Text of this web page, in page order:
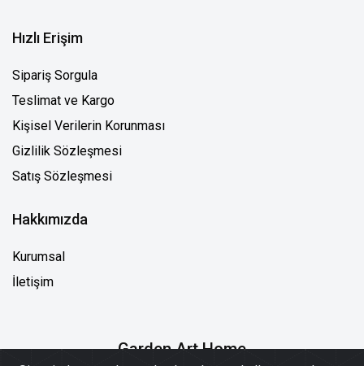
Hızlı Erişim
Sipariş Sorgula
Teslimat ve Kargo
Kişisel Verilerin Korunması
Gizlilik Sözleşmesi
Satış Sözleşmesi
Hakkımızda
Kurumsal
İletişim
Garden Art Home